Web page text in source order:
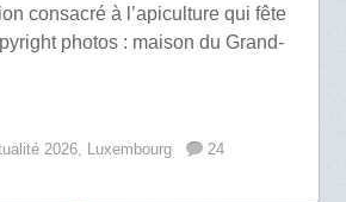
consacré à l’apiculture qui fête
photos : maison du Grand-
2026 Luxembourg
24